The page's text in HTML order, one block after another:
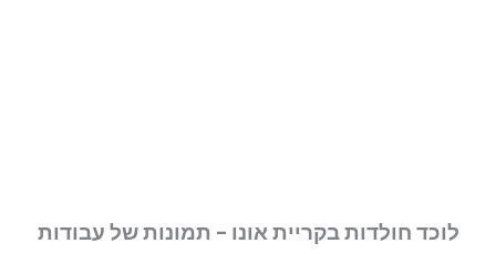
לוכד חולדות בקריית אונו - תמונות של עבודות